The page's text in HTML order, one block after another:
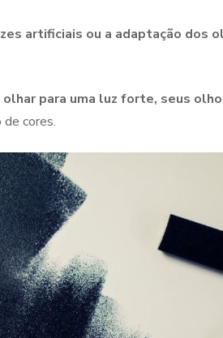
artificiais ou a adaptação dos
para uma luz forte, seus
cores.